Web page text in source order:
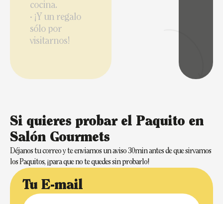
cocina.
· ¡Y un regalo
sólo por
visitarnos!
Si quieres probar el Paquito en
Salón Gourmets
Déjanos tu correo y te enviamos un aviso 30min antes de que sirvamos
los Paquitos, ¡para que no te quedes sin probarlo!
Tu E-mail